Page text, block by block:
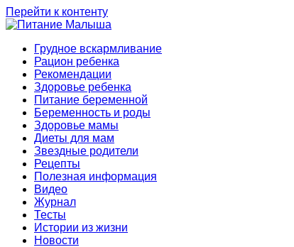
Перейти к контенту
Грудное вскармливание
Рацион ребенка
Рекомендации
Здоровье ребенка
Питание беременной
Беременность и роды
Здоровье мамы
Диеты для мам
Звездные родители
Рецепты
Полезная информация
Видео
Журнал
Тесты
Истории из жизни
Новости